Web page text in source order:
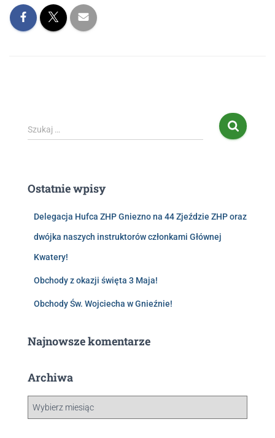
Szukaj …
Ostatnie wpisy
Delegacja Hufca ZHP Gniezno na 44 Zjeździe ZHP oraz
dwójka naszych instruktorów członkami Głównej
Kwatery!
Obchody z okazji święta 3 Maja!
Obchody Św. Wojciecha w Gnieźnie!
Najnowsze komentarze
Archiwa